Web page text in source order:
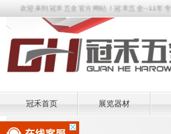
欢迎来到冠禾五金官方网站！冠禾五金--11年专注
冠禾首页 展览器材